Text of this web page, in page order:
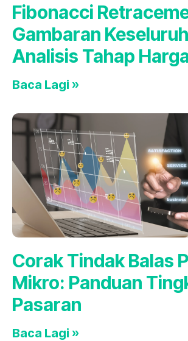
Fibonacci
Gambaran
Analisis Tahap
Baca Lagi »
Corak Tindak Balas
Mikro: Panduan
Pasaran
Baca Lagi »